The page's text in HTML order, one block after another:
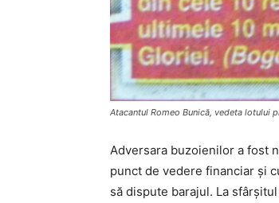
Atacantul Romeo Bunică, vedeta lotului
Adversara buzoienilor a fost
punct de vedere financiar şi
să dispute barajul. La